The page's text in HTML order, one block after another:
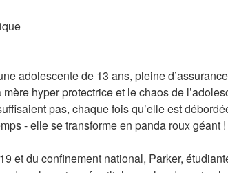
adolescente de 13 ans, pleine
hyper protectrice et le chaos de
pas, chaque fois qu’elle est
- elle se transforme en panda roux géant !
et du confinement national, Parker,